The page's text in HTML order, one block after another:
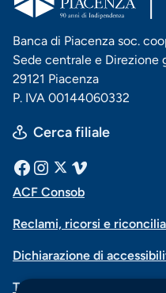
Banca di Piacenza soc.
Sede centrale e Direzione
29121 Piacenza
P. IVA 00144060332
Cerca filiale
Menu
social
Facebook
InstagramVimeo
Menu
navigazione
ACF Consob
Reclami, ricorsi e
Dichiarazione di
Trasparenza